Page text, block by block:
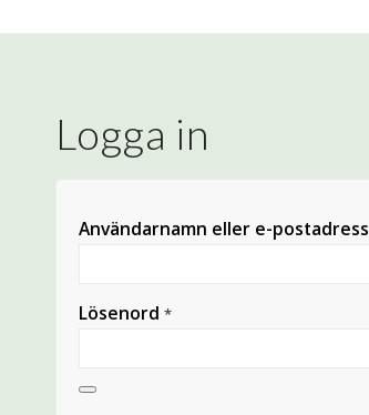
Logga in
Användarnamn eller e-postadress
Lösenord *